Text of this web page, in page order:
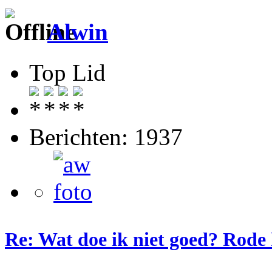
Alwin
Top Lid
Berichten: 1937
Re: Wat doe ik niet goed?